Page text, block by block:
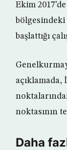
Ekim
başlattığı
açıklamada,
noktasının
Daha